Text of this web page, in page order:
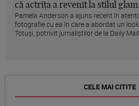
că actrița a revenit la stilul glam
Pamela Anderson a ajuns recent în
fotografie cu ea în care a abordat un
Totuși, potrivit jurnaliștilor de la Daily Mail...
CELE MAI CITITE